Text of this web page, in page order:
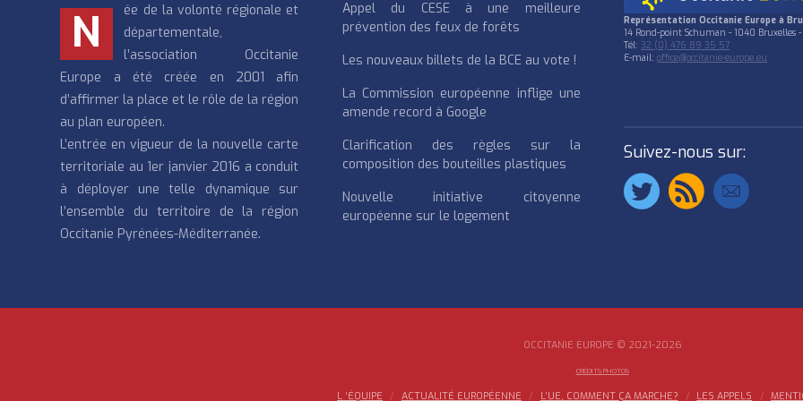
N
ée de la volonté régionale et
départementale,
l’association Occitanie
Europe a été créée en 2001 afin
d’affirmer la place et le rôle de la région
au plan européen.
L’entrée en vigueur de la nouvelle carte
territoriale au 1er janvier 2016 a conduit
à déployer une telle dynamique sur
l’ensemble du territoire de la région
Occitanie Pyrénées-Méditerranée.
Appel du CESE à une meilleure
prévention des feux de forêts
Les nouveaux billets de la BCE au vote !
La Commission européenne inflige une
amende record à Google
Clarification des règles sur la
composition des bouteilles plastiques
Nouvelle initiative citoyenne
européenne sur le logement
Représentation Occitanie Europe à
14 Rond-point Schuman - 1040 Bruxelles
Tél:32 (0) 476 89 35 57
E-mail:office@occitanie-europe.eu
Suivez-nous sur:
OCCITANIE EUROPE © 2021-2026
CRÉDITS PHOTOS
L ‘ÉQUIPE ACTUALITÉ EUROPÉENNE L’UE, COMMENT ÇA MARCHE? LES APPELS